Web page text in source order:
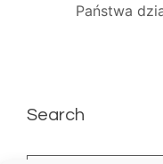
Państwa
Search